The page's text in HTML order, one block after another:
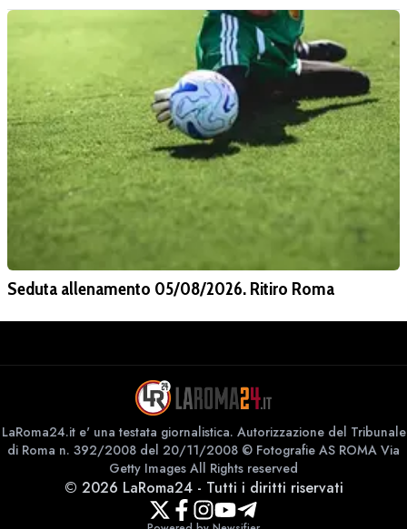
Seduta allenamento 05/08/2026. Ritiro Roma
LaRoma24.it e' una testata giornalistica. Autorizzazione del Tribunale
di Roma n. 392/2008 del 20/11/2008 © Fotografie AS ROMA Via
Getty Images All Rights reserved
© 2026 LaRoma24- Tutti i diritti riservati